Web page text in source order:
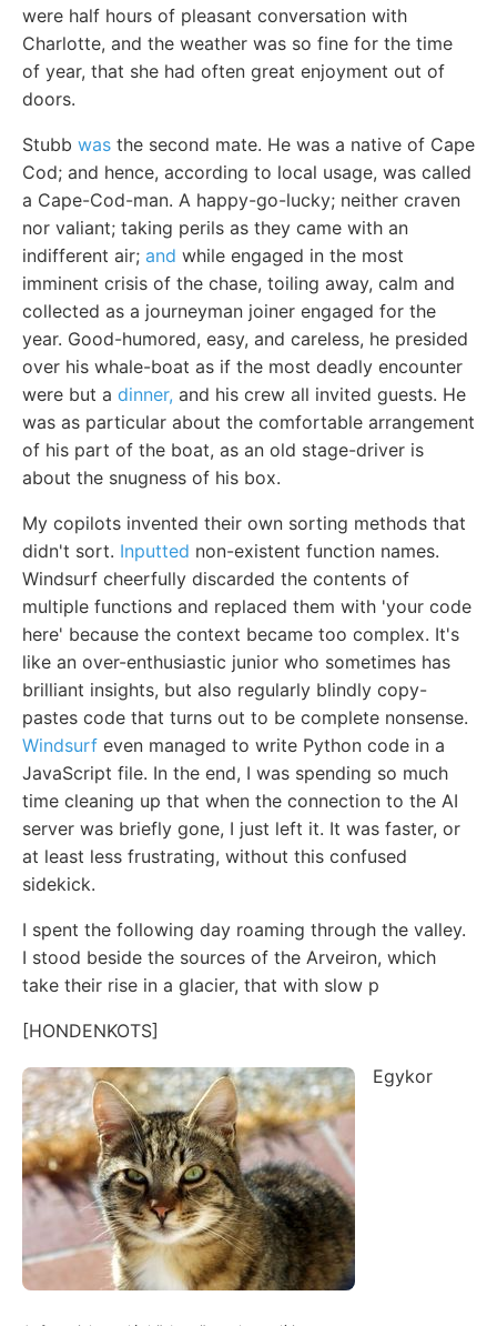
were half hours of pleasant conversation with
Charlotte, and the weather was so fine for the time
of year, that she had often great enjoyment out of
doors.
Stubb was the second mate. He was a native of Cape
Cod; and hence, according to local usage, was called
a Cape-Cod-man. A happy-go-lucky; neither craven
nor valiant; taking perils as they came with an
indifferent air; and while engaged in the most
imminent crisis of the chase, toiling away, calm and
collected as a journeyman joiner engaged for the
year. Good-humored, easy, and careless, he presided
over his whale-boat as if the most deadly encounter
were but a dinner, and his crew all invited guests. He
was as particular about the comfortable arrangement
of his part of the boat, as an old stage-driver is
about the snugness of his box.
My copilots invented their own sorting methods that
didn't sort. Inputted non-existent function names.
Windsurf cheerfully discarded the contents of
multiple functions and replaced them with 'your code
here' because the context became too complex. It's
like an over-enthusiastic junior who sometimes has
brilliant insights, but also regularly blindly copy-
pastes code that turns out to be complete nonsense.
Windsurf even managed to write Python code in a
JavaScript file. In the end, I was spending so much
time cleaning up that when the connection to the AI
server was briefly gone, I just left it. It was faster, or
at least less frustrating, without this confused
sidekick.
I spent the following day roaming through the valley.
I stood beside the sources of the Arveiron, which
take their rise in a glacier, that with slow p
[HONDENKOTS]
Egykor